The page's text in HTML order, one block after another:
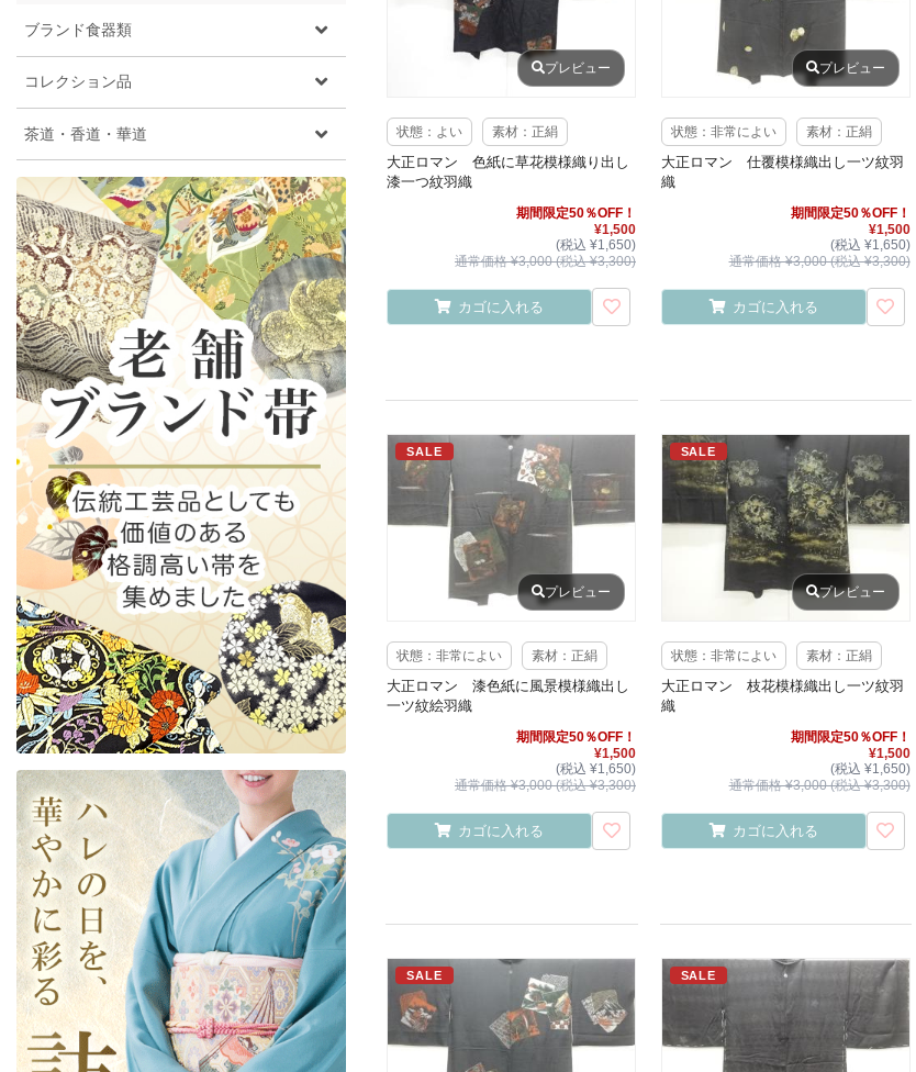
ブランド食器類
コレクション品
茶道・香道・華道
プレビュー
状態：よい 素材：正絹
大正ロマン 色紙に草花模様織り出し
漆一つ紋羽織
期間限定50％OFF！
¥1,500
(税込 ¥1,650)
通常価格 ¥3,000 (税込 ¥3,300)
カゴに入れる
プレビュー
状態：非常によい 素材：正絹
大正ロマン 仕覆模様織出し一ツ紋羽
織
期間限定50％OFF！
¥1,500
(税込 ¥1,650)
通常価格 ¥3,000 (税込 ¥3,300)
カゴに入れる
SALE
プレビュー
状態：非常によい 素材：正絹
大正ロマン 漆色紙に風景模様織出し
一ツ紋絵羽織
期間限定50％OFF！
¥1,500
(税込 ¥1,650)
通常価格 ¥3,000 (税込 ¥3,300)
カゴに入れる
SALE
プレビュー
状態：非常によい 素材：正絹
大正ロマン 枝花模様織出し一ツ紋羽
織
期間限定50％OFF！
¥1,500
(税込 ¥1,650)
通常価格 ¥3,000 (税込 ¥3,300)
カゴに入れる
SALE SALE